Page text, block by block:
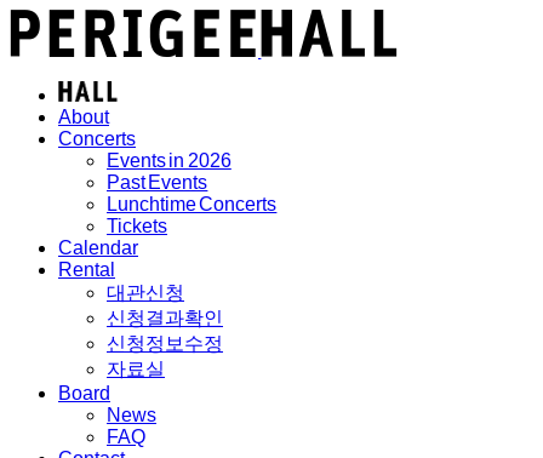
About
Concerts
Events in 2026
Past Events
Lunchtime Concerts
Tickets
Calendar
Rental
대관신청
신청결과확인
신청정보수정
자료실
Board
News
FAQ